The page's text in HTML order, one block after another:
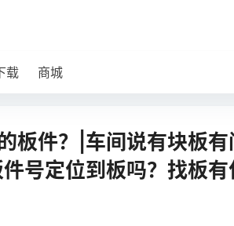
载 商城
板件？|车间说有块板有
号定位到板吗？找板有